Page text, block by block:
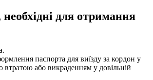
для отримання
паспорта для виїзду за кордон у
втратою або викраденням у довільній